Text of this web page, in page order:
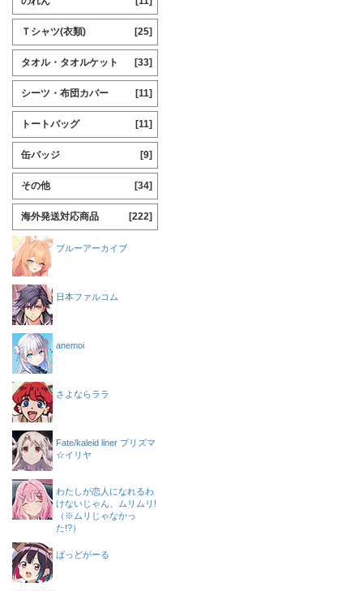
Ｔシャツ(衣類) [25]
タオル・タオルケット [33]
シーツ・布団カバー [11]
トートバッグ [11]
缶バッジ [9]
その他 [34]
海外発送対応商品 [222]
ブルーアーカイブ
日本ファルコム
anemoi
さよならララ
Fate/kaleid liner プリズマ
☆イリヤ
わたしが恋人になれるわ
けないじゃん、ムリムリ!
（※ムリじゃなかっ
た!?）
ばっどがーる